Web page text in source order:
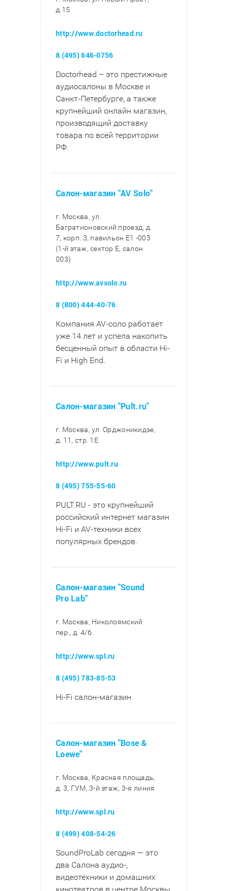
д.15
http://www.doctorhead.ru
8 (495) 646-0756
Doctorhead – это престижные
аудиосалоны в Москве и
Санкт-Петербурге, а также
крупнейший онлайн магазин,
производящий доставку
товара по всей территории
РФ.
Салон-магазин "AV Solo"
г. Москва, ул.
Багратионовский проезд, д.
7, корп. 3, павильон E1 -003
(1-й этаж, сектор E, салон
003)
http://www.avsolo.ru
8 (800) 444-40-76
Компания AV-соло работает
уже 14 лет и успела накопить
бесценный опыт в области Hi-
Fi и High End.
Салон-магазин "Pult.ru"
г. Москва, ул. Орджоникидзе,
д. 11, стр. 1E
http://www.pult.ru
8 (495) 755-55-60
PULT.RU - это крупнейший
российский интернет магазин
Hi-Fi и AV-техники всех
популярных брендов.
Салон-магазин "Sound
Pro Lab"
г. Москва, Николоямский
пер., д. 4/6
http://www.spl.ru
8 (495) 783-85-53
Hi-Fi салон-магазин
Салон-магазин "Bose &
Loewe"
г. Москва, Красная площадь,
д. 3, ГУМ, 3-й этаж, 3-я линия
http://www.spl.ru
8 (499) 408-54-26
SoundProLab сегодня — это
два Салона аудио-,
видеотехники и домашних